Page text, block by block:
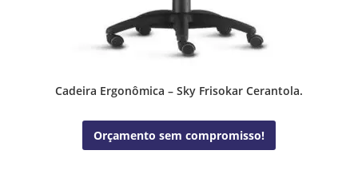
Cadeira Ergonômica – Sky Frisokar Cerantola.
Orçamento sem compromisso!